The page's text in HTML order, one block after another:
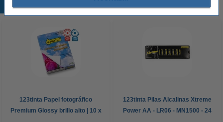
Productos destacados
123tinta Papel fotográfico
Premium Glossy brillo alto | 10 x
123tinta Pilas Alcalinas Xtreme
Power AA - LR06 - MN1500 - 24